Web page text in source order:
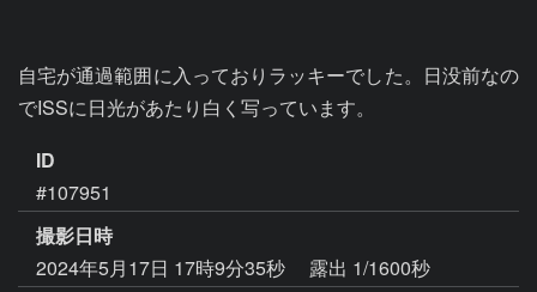
自宅が通過範囲に入っておりラッキーでした。日没前なの
ID
#107951
撮影日時
2024年5月17日 17時9分35秒
露出 1/1600秒